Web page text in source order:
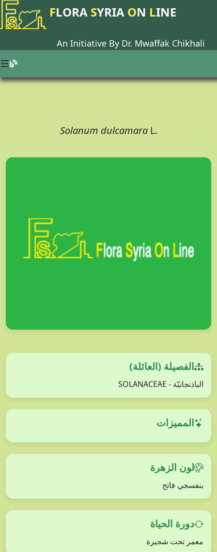
FLORA SYRIA ON LINE
An Initiative By Dr. Mwaffak Chikhali
Solanum dulcamara L.
الفصيلة (العائلة)
الباذنجانيّة - SOLANACEAE
المميزات
لون الزهرة
بنفسجي فاتح
دورة الحياة
معمر تحت شجيرة